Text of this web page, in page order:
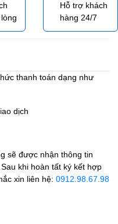
Hỗ trợ khách
hàng 24/7
thanh toán dạng như
dịch
sẽ được nhận thông tin
khi hoàn tất ký kết hợp
xin liên hệ: 0912.98.67.98